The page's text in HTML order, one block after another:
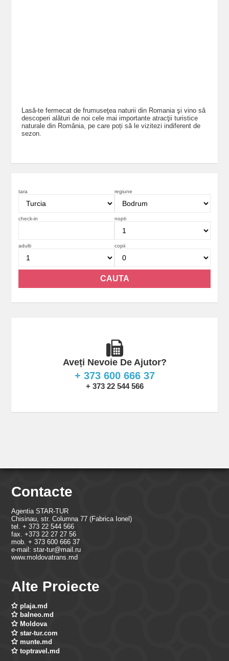
Lasă-te fermecat de frumuseţea naturii din Romania şi vino să
descoperi alături de noi cele mai importante atracţii turistice
naturale din România, pe care poți să le vizitezi indiferent de
sezon.
tara regiune
check-in nopti
adulti copii
Aveți Nevoie De Ajutor?
+ 373 600 666 37
+ 373 22 544 566
Contacte
Agentia STAR-TUR
Chisinau, str. Columna 77 (Fabrica Ionel)
tel. + 373 22 544 566
fax. +373 22 27 27 56
mob. + 373 600 666 37
e-mail: star-tur@mail.ru
www.moldovatrans.md
Alte Proiecte
plaja.md
balneo.md
Moldova
star-tur.com
munte.md
toptravel.md